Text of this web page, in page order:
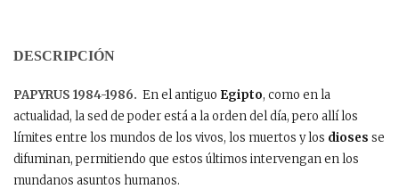
DESCRIPCIÓN
PAPYRUS 1984-1986. En el antiguo Egipto, como en la
actualidad, la sed de poder está a la orden del día, pero allí los
límites entre los mundos de los vivos, los muertos y los dioses se
difuminan, permitiendo que estos últimos intervengan en los
mundanos asuntos humanos.